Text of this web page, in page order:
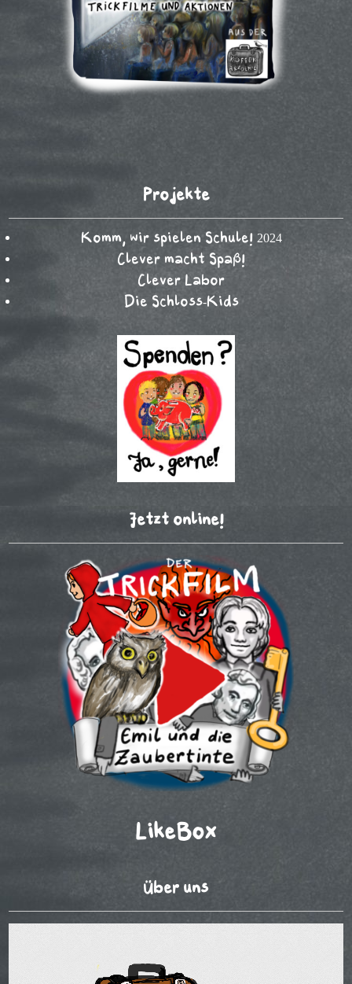
Projekte
Komm, wir spielen Schule! 2024
Clever macht Spaß!
Clever Labor
Die Schloss-Kids
Jetzt online!
LikeBox
Über uns